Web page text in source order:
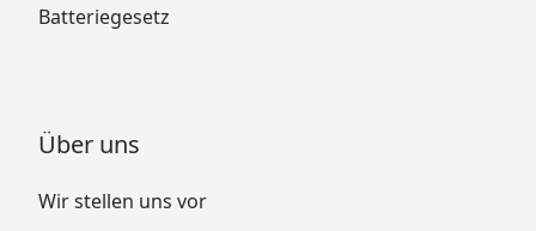
Batteriegesetz
Über uns
Wir stellen uns vor